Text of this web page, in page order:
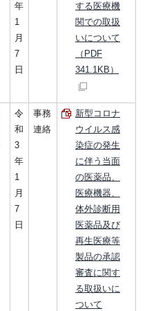
年
1
月
7
日
する医療機
関での取扱
いについて
（PDF
341.1KB）
令
和
3
年
1
月
7
日
事務
連絡
新型コロナ
ウイルス感
染症の発生
に伴う当面
の医薬品、
医療機器、
体外診断用
医薬品及び
再生医療等
製品の承認
審査に関す
る取扱いに
ついて